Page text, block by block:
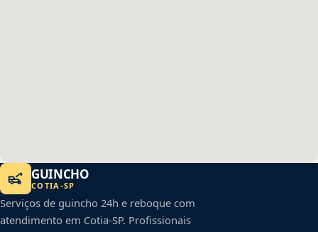
GUINCHO
COTIA -SP
Serviços de guincho 24h e reboque com
atendimento em Cotia-SP. Profissionais